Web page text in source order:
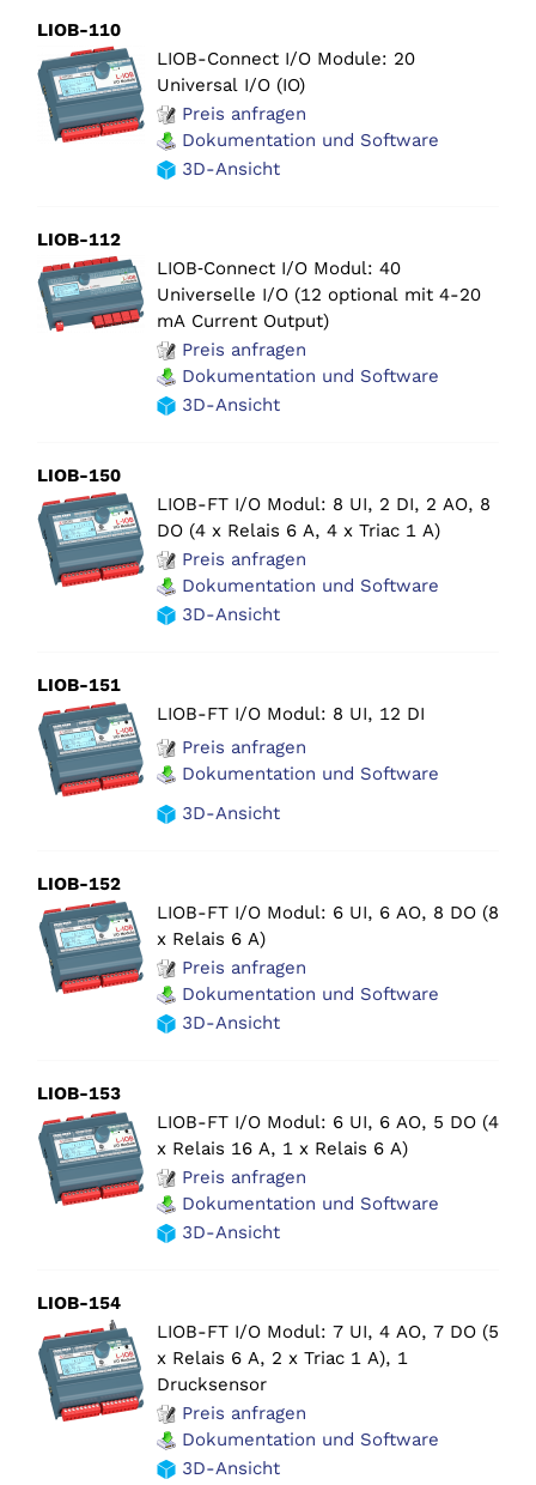
LIOB-110
LIOB-Connect I/O Module: 20
Universal I/O (IO)
Preis anfragen
Dokumentation und Software
3D-Ansicht
LIOB-112
LIOB‑Connect I/O Modul: 40
Universelle I/O (12 optional mit 4-20
mA Current Output)
Preis anfragen
Dokumentation und Software
3D-Ansicht
LIOB-150
LIOB-FT I/O Modul: 8 UI, 2 DI, 2 AO, 8
DO (4 x Relais 6 A, 4 x Triac 1 A)
Preis anfragen
Dokumentation und Software
3D-Ansicht
LIOB-151
LIOB-FT I/O Modul: 8 UI, 12 DI
Preis anfragen
Dokumentation und Software
3D-Ansicht
LIOB-152
LIOB-FT I/O Modul: 6 UI, 6 AO, 8 DO (8
x Relais 6 A)
Preis anfragen
Dokumentation und Software
3D-Ansicht
LIOB-153
LIOB-FT I/O Modul: 6 UI, 6 AO, 5 DO (4
x Relais 16 A, 1 x Relais 6 A)
Preis anfragen
Dokumentation und Software
3D-Ansicht
LIOB-154
LIOB-FT I/O Modul: 7 UI, 4 AO, 7 DO (5
x Relais 6 A, 2 x Triac 1 A), 1
Drucksensor
Preis anfragen
Dokumentation und Software
3D-Ansicht